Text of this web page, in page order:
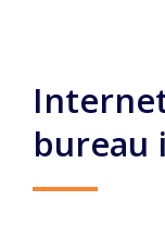
bureau